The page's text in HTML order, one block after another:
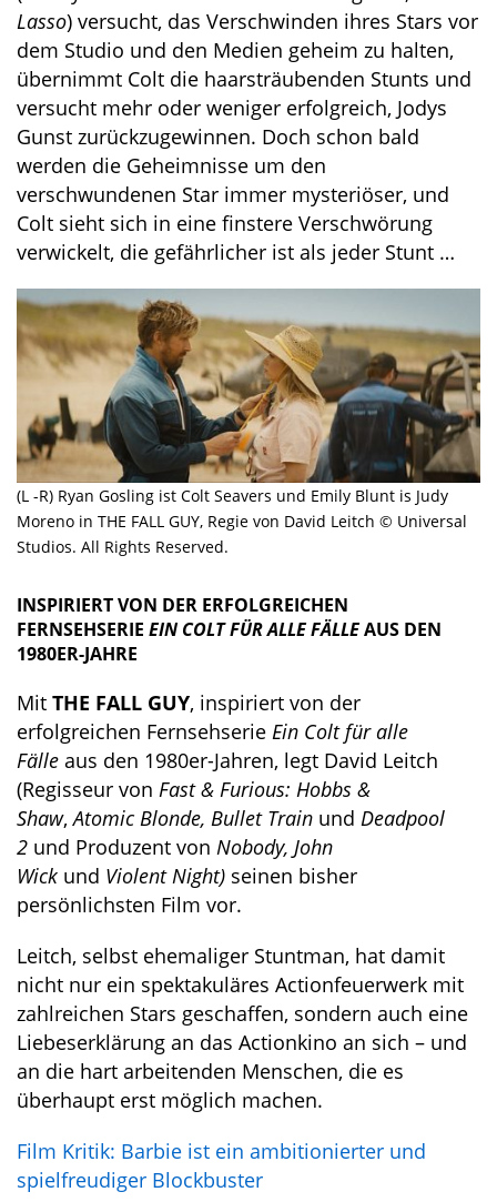
Lasso) versucht, das Verschwinden ihres Stars vor
dem Studio und den Medien geheim zu halten,
übernimmt Colt die haarsträubenden Stunts und
versucht mehr oder weniger erfolgreich, Jodys
Gunst zurückzugewinnen. Doch schon bald
werden die Geheimnisse um den
verschwundenen Star immer mysteriöser, und
Colt sieht sich in eine finstere Verschwörung
verwickelt, die gefährlicher ist als jeder Stunt …
(L -R) Ryan Gosling ist Colt Seavers und Emily Blunt is Judy
Moreno in THE FALL GUY, Regie von David Leitch © Universal
Studios. All Rights Reserved.
INSPIRIERT VON DER ERFOLGREICHEN
FERNSEHSERIE EIN COLT FÜR ALLE FÄLLEAUS DEN
1980ER-JAHRE
Mit THE FALL GUY, inspiriert von der
erfolgreichen Fernsehserie Ein Colt für alle
Fälle aus den 1980er-Jahren, legt David Leitch
(Regisseur von Fast & Furious: Hobbs &
Shaw,Atomic Blonde, Bullet Train und Deadpool
2 und Produzent von Nobody, John
Wick und Violent Night) seinen bisher
persönlichsten Film vor.
Leitch, selbst ehemaliger Stuntman, hat damit
nicht nur ein spektakuläres Actionfeuerwerk mit
zahlreichen Stars geschaffen, sondern auch eine
Liebeserklärung an das Actionkino an sich – und
an die hart arbeitenden Menschen, die es
überhaupt erst möglich machen.
Film Kritik: Barbie ist ein ambitionierter und
spielfreudiger Blockbuster